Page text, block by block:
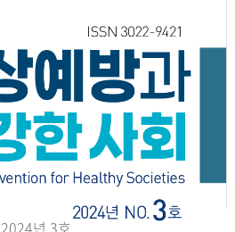
2024년 3호